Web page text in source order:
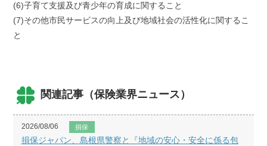
(6)子育て支援及び青少年の育成に関すること
(7)その他市民サービスの向上及び地域社会の活性化に関するこ
と
関連記事（保険業界ニュース）
2026/08/06 損保
損保ジャパン、島根県警察と『地域の安心・安全に係る包